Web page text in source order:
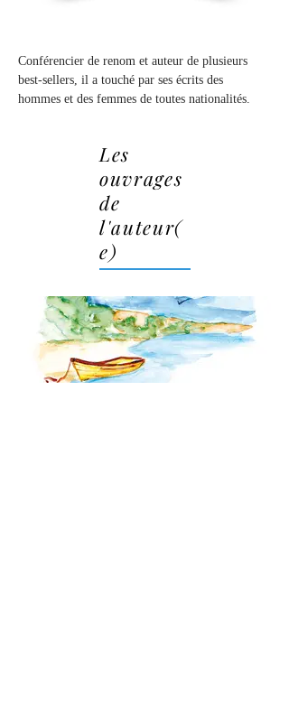
Conférencier de renom et auteur de plusieurs
best-sellers, il a touché par ses écrits des
hommes et des femmes de toutes nationalités.
Les
ouvrages
de
l'auteur(
e)